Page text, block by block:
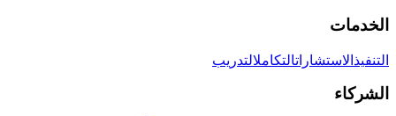
الخدمات
التنفيذ الاستشاراتالتكاملالتدريب
الشركاء